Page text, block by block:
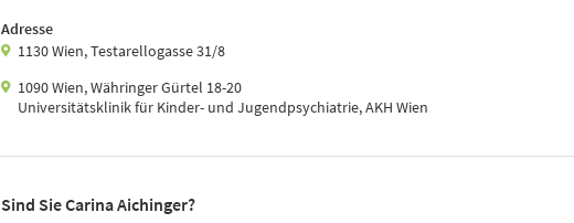
Adresse
1130 Wien, Testarellogasse 31/8
1090 Wien, Währinger Gürtel 18-20
Universitätsklinik für Kinder- und Jugendpsychiatrie, AKH Wien
Sind Sie Carina Aichinger?